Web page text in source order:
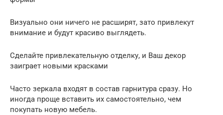
Визуально они ничего не расширят, зато привлекут
внимание и будут красиво выглядеть.
Сделайте привлекательную отделку, и Ваш декор
заиграет новыми красками
Часто зеркала входят в состав гарнитура сразу. Но
иногда проще вставить их самостоятельно, чем
покупать новую мебель.